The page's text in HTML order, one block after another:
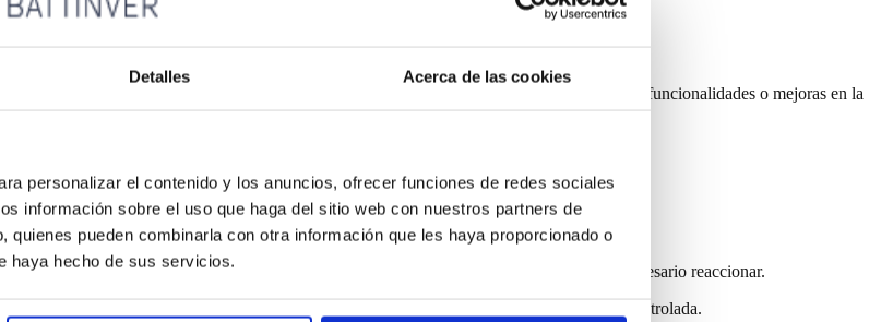
Detalles Acerca de las cookies
personalizar el contenido y los anuncios, ofrecer funciones de redes sociales
información sobre el uso que haga del sitio web con nuestros partners de
quienes pueden combinarla con otra información que les haya proporcionado o
haya hecho de sus servicios.
con el tiempo. Esto incluye desde ajustes en el rendimiento hasta la incorporación de nuevas funcionalidades o mejoras en la
físicas.
actual.
cámaras y radares. Detectan riesgos, interpretan situaciones y actúan antes de que sea necesario reaccionar.
trabajan de forma constante para ofrecer una conducción más segura, estable y controlada.